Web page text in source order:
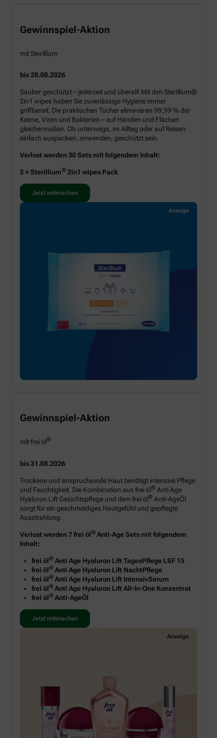
Gewinnspiel-Aktion
mit Sterillium
bis 28.08.2026
Sauber geschützt – jederzeit und überall! Mit den Sterillium®
2in1 wipes haben Sie zuverlässige Hygiene immer
griffbereit. Die praktischen Tücher eliminieren 99,99 % der
Keime, Viren und Bakterien – auf Händen und Flächen
gleichermaßen. Ob unterwegs, im Alltag oder auf Reisen:
einfach auspacken, anwenden, geschützt sein.
Verlost werden 30 Sets mit folgendem Inhalt:
2 × Sterillium® 2in1 wipes Pack
Jetzt mitmachen
Gewinnspiel-Aktion
mit frei öl®
bis 31.08.2026
Trockene und anspruchsvolle Haut benötigt intensive Pflege
und Feuchtigkeit. Die Kombination aus frei öl® Anti Age
Hyaluron Lift Gesichtspflege und dem frei öl® Anti-AgeÖl
sorgt für ein geschmeidiges Hautgefühl und gepflegte
Ausstrahlung.
Verlost werden 7 frei öl® Anti-Age Sets mit folgendem
Inhalt:
frei öl® Anti Age Hyaluron Lift TagesPflege LSF 15
frei öl® Anti Age Hyaluron Lift NachtPflege
frei öl® Anti Age Hyaluron Lift IntensivSerum
frei öl® Anti Age Hyaluron Lift All-In-One Konzentrat
frei öl® Anti-AgeÖl
Jetzt mitmachen